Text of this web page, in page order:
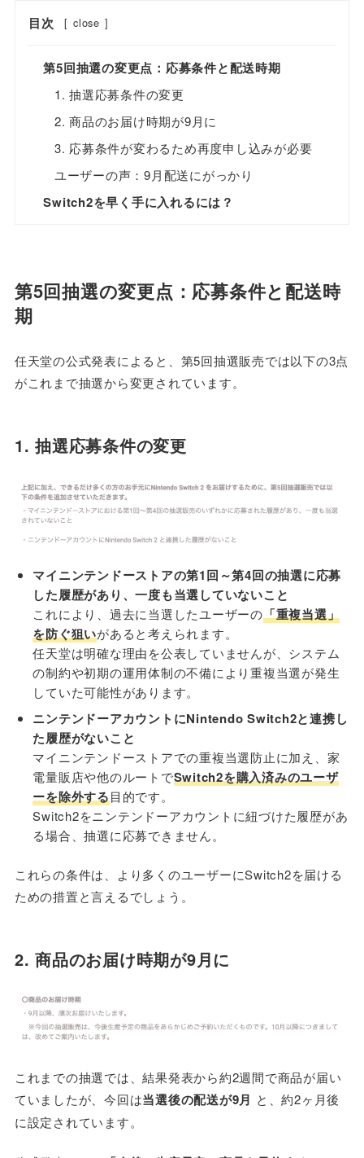
目次 [ close ]
第5回抽選の変更点：応募条件と配送時期
1. 抽選応募条件の変更
2. 商品のお届け時期が9月に
3. 応募条件が変わるため再度申し込みが必要
ユーザーの声：9月配送にがっかり
Switch2を早く手に入れるには？
第5回抽選の変更点：応募条件と配送時
期
任天堂の公式発表によると、第5回抽選販売では以下の3点
がこれまで抽選から変更されています。
1. 抽選応募条件の変更
マイニンテンドーストアの第1回～第4回の抽選に応募
した履歴があり、一度も当選していないこと
これにより、過去に当選したユーザーの「重複当選」
を防ぐ狙いがあると考えられます。
任天堂は明確な理由を公表していませんが、システム
の制約や初期の運用体制の不備により重複当選が発生
していた可能性があります。
ニンテンドーアカウントにNintendo Switch2と連携し
た履歴がないこと
マイニンテンドーストアでの重複当選防止に加え、家
電量販店や他のルートでSwitch2を購入済みのユーザ
ーを除外する目的です。
Switch2をニンテンドーアカウントに紐づけた履歴があ
る場合、抽選に応募できません。
これらの条件は、より多くのユーザーにSwitch2を届ける
ための措置と言えるでしょう。
2. 商品のお届け時期が9月に
これまでの抽選では、結果発表から約2週間で商品が届い
ていましたが、今回は当選後の配送が9月 と、約2ヶ月後
に設定されています。